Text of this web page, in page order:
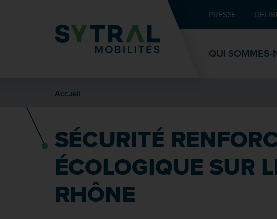
Recherche Pied de page
PRESSE
QUI SOMMES-
Accueil
SÉCURITÉ
ÉCOLOGIQUE SUR
RHÔNE